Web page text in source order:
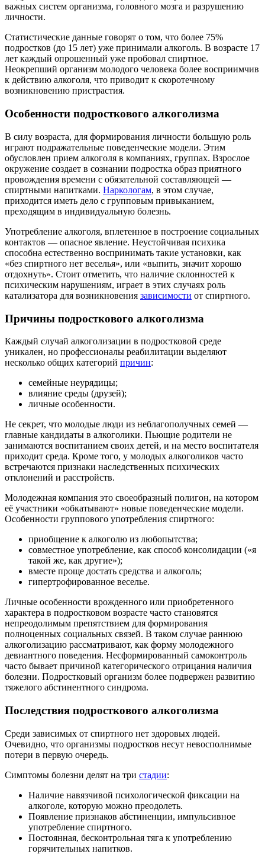
важных систем организма, головного мозга и разрушению
личности.
Статистические данные говорят о том, что более 75%
подростков (до 15 лет) уже принимали алкоголь. В возрасте 17
лет каждый опрошенный уже пробовал спиртное.
Неокрепший организм молодого человека более восприимчив
к действию алкоголя, что приводит к скоротечному
возникновению пристрастия.
Особенности подросткового алкоголизма
В силу возраста, для формирования личности большую роль
играют подражательные поведенческие модели. Этим
обусловлен прием алкоголя в компаниях, группах. Взрослое
окружение создает в сознании подростка образ приятного
провождения времени с обязательной составляющей —
спиртными напитками. Наркологам, в этом случае,
приходится иметь дело с групповым привыканием,
преходящим в индивидуальную болезнь.
Употребление алкоголя, вплетенное в построение социальных
контактов — опасное явление. Неустойчивая психика
способна естественно воспринимать такие установки, как
«без спиртного нет веселья», или «выпить, значит хорошо
отдохнуть». Стоит отметить, что наличие склонностей к
психическим нарушениям, играет в этих случаях роль
катализатора для возникновения зависимости от спиртного.
Причины подросткового алкоголизма
Каждый случай алкоголизации в подростковой среде
уникален, но профессионалы реабилитации выделяют
несколько общих категорий причин:
семейные неурядицы;
влияние среды (друзей);
личные особенности.
Не секрет, что молодые люди из неблагополучных семей —
главные кандидаты в алкоголики. Пьющие родители не
занимаются воспитанием своих детей, и на место воспитателя
приходит среда. Кроме того, у молодых алкоголиков часто
встречаются признаки наследственных психических
отклонений и расстройств.
Молодежная компания это своеобразный полигон, на котором
её участники «обкатывают» новые поведенческие модели.
Особенности группового употребления спиртного:
приобщение к алкоголю из любопытства;
совместное употребление, как способ консолидации («я
такой же, как другие»);
вместе проще достать средства и алкоголь;
гипертрофированное веселье.
Личные особенности врожденного или приобретенного
характера в подростковом возрасте часто становятся
непреодолимым препятствием для формирования
полноценных социальных связей. В таком случае раннюю
алкоголизацию рассматривают, как форму молодежного
девиантного поведения. Несформированный самоконтроль
часто бывает причиной категорического отрицания наличия
болезни. Подростковый организм более подвержен развитию
тяжелого абстинентного синдрома.
Последствия подросткового алкоголизма
Среди зависимых от спиртного нет здоровых людей.
Очевидно, что организмы подростков несут невосполнимые
потери в первую очередь.
Симптомы болезни делят на три стадии:
Наличие навязчивой психологической фиксации на
алкоголе, которую можно преодолеть.
Появление признаков абстиненции, импульсивное
употребление спиртного.
Постоянная, бесконтрольная тяга к употреблению
горячительных напитков.